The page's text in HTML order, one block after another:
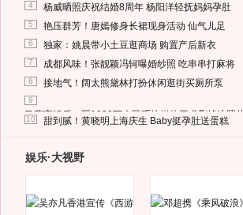
4 杨威晒照庆祝结婚8周年 杨阳洋轻抚妈妈孕肚
5 艳压群芳！唐嫣修身长裙现身活动 仙气儿足
6 独家：姚晨带小土豆逛商场 购置产后新衣
7 成都风味！张靓颖冯轲曝婚纱照 吃串串打麻将
8 接地气！阔太熊黛林打扮休闲逛街买厕所泵
9
马蓉离婚后，砸1000万人民币给媒体要求删掉这照片
10 甜到腻！黄晓明上海庆生 Baby挺孕肚送蛋糕
娱乐·大视野